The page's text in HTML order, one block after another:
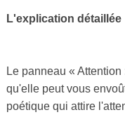
L'explication détaillée
Le panneau «
qu'elle peut vous
poétique qui attire